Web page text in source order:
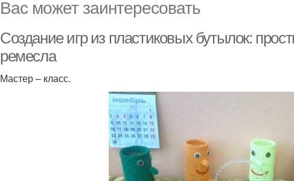
Вас может заинтересовать
Создание игр из пластиковых бутылок:
ремесла
Мастер – класс.